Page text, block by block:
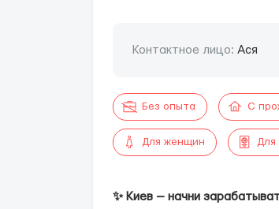
Контактное лицо: Ася
Без опыта С
Для женщин Для
✨ Киев — начни